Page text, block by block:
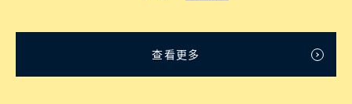
查看更多